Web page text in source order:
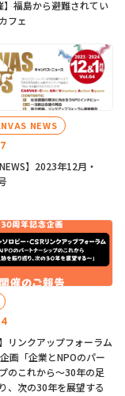
】福島から避難されてい
フェ
NEWS
NEWS】2023年12月・
リンクアップフォーラム
画「企業とNPOのパー
のこれから～30年の足
、次の30年を展望する